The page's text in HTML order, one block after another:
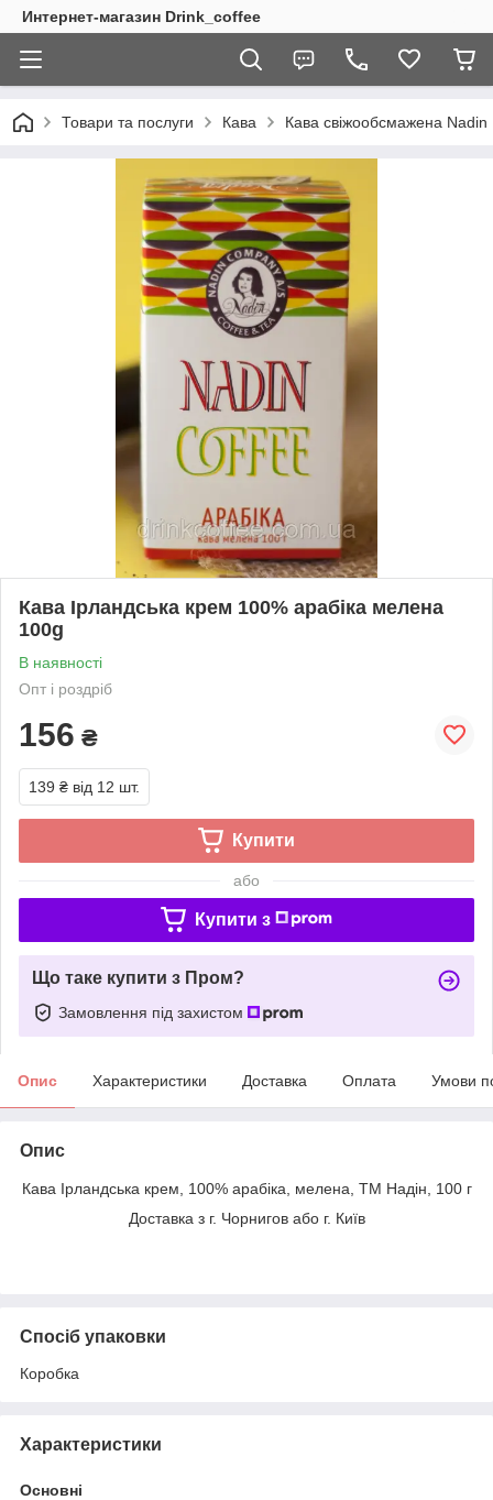
Интернет-магазин Drink_coffee
Товари та послуги Кава Кава свіжообсмажена Nadin
Кава Ірландська крем 100% арабіка мелена
100g
В наявності
Опт і роздріб
156 ₴
139 ₴ від 12 шт.
Купити
або
Купити з
Що таке купити з Пром?
Замовлення під захистом
Опис Характеристики Доставка Оплата Умови
Опис
Кава Ірландська крем, 100% арабіка, мелена, ТМ Надін, 100 г
Доставка з г. Чорнигов або г. Київ
Спосіб упаковки
Коробка
Характеристики
Основні